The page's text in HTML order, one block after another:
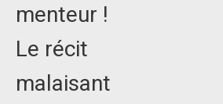
menteur !
Le récit
malaisant